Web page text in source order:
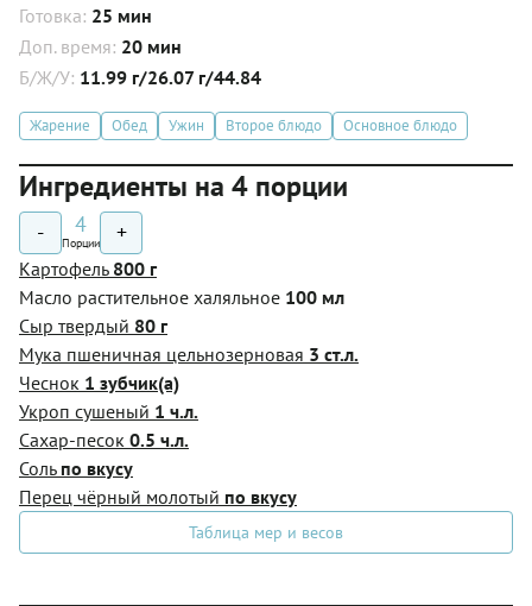
Готовка: 25 мин
Доп. время: 20 мин
Б/Ж/У: 11.99 г/26.07 г/44.84
Жарение Обед Ужин Второе блюдо Основное блюдо
Ингредиенты на 4 порции
- 4
Порции +
Картофель 800 г
Масло растительное халяльное 100 мл
Сыр твердый 80 г
Мука пшеничная цельнозерновая 3 ст.л.
Чеснок 1 зубчик(а)
Укроп сушеный 1 ч.л.
Сахар-песок 0.5 ч.л.
Соль по вкусу
Перец чёрный молотый по вкусу
Таблица мер и весов